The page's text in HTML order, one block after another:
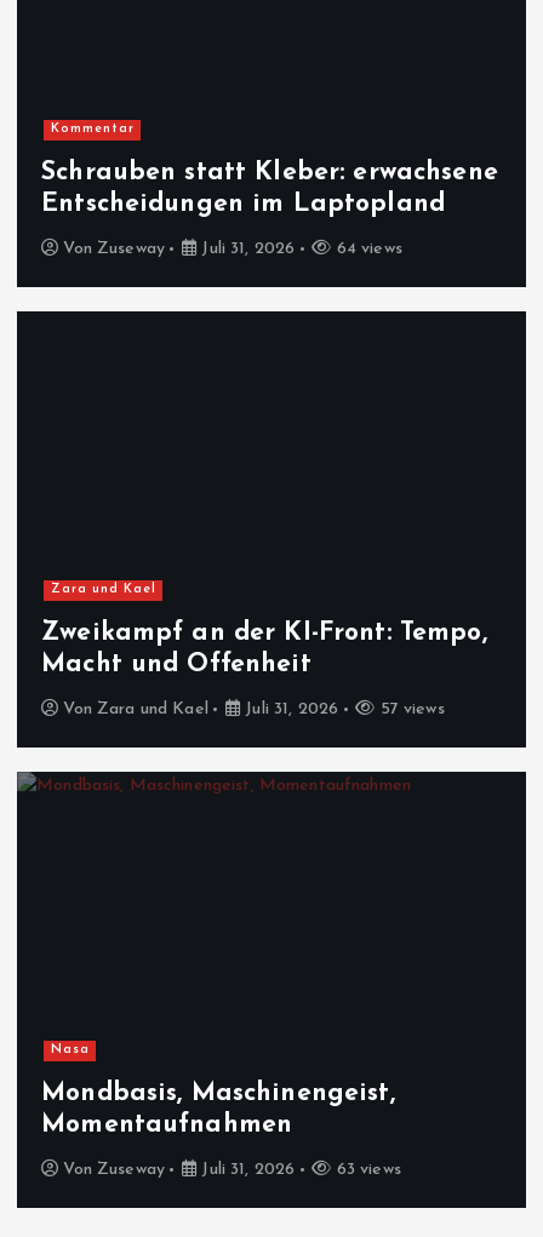
Kommentar
Schrauben statt Kleber: erwachsene
Entscheidungen im Laptopland
Von Zuseway Juli 31, 2026 64 views
Zara und Kael
Zweikampf an der KI-Front: Tempo,
Macht und Offenheit
Von Zara und Kael Juli 31, 2026 57 views
Nasa
Mondbasis, Maschinengeist,
Momentaufnahmen
Von Zuseway Juli 31, 2026 63 views